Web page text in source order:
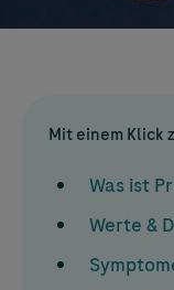
Mit einem Klick
Was ist
Werte &